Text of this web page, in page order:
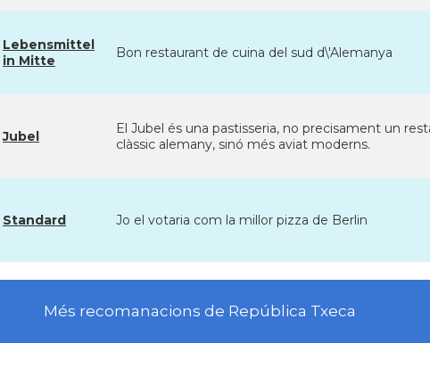
Lebensmittel
in Mitte
Bon restaurant de cuina del sud d\'Alemanya
Jubel
El Jubel és una pastisseria, no precisament un
clàssic alemany, sinó més aviat moderns.
Standard Jo el votaria com la millor pizza de Berlin
Més recomanacions de República Txeca